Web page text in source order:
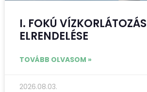
I. FOKÚ VÍZKORLÁTOZÁS
ELRENDELÉSE
TOVÁBB OLVASOM »
2026.08.03.